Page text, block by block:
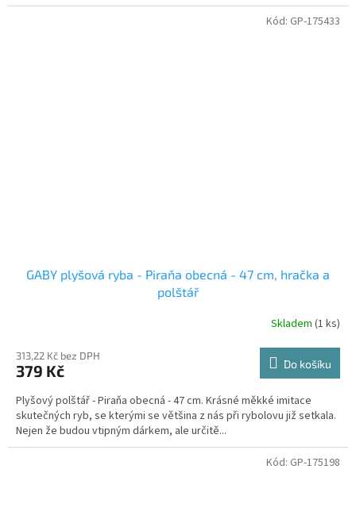
GABY plyšová ryba - Piraňa obecná - 47 cm, hračka a
polštář
Skladem (1 ks)
313,22 Kč bez DPH
379 Kč Do košíku
Plyšový polštář - Piraňa obecná - 47 cm. Krásné měkké imitace
skutečných ryb, se kterými se většina z nás při rybolovu již setkala.
Nejen že budou vtipným dárkem, ale určitě...
Kód: GP-175433
Kód: GP-175198